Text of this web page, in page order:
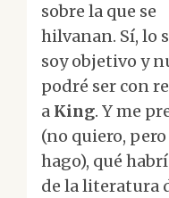
sobre la que se
hilvanan. Sí, lo
soy objetivo y
podré ser con
a King. Y me
(no quiero,
hago), qué
de la literatura